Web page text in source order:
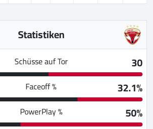
Statistiken
Schüsse auf Tor
30
Faceoff %
32.1%
PowerPlay % 50%